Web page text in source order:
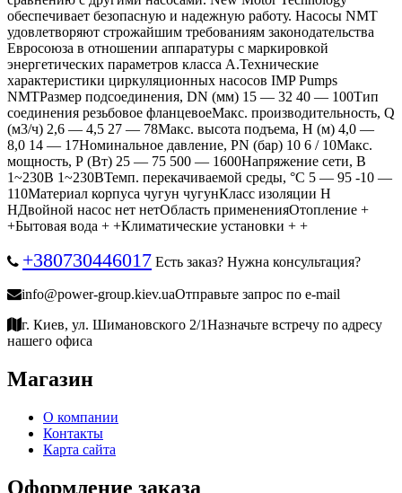
обеспечивает безопасную и надежную работу. Насосы NMT
удовлетворяют строжайшим требованиям законодательства
Евросоюза в отношении аппаратуры с маркировкой
энергетических параметров класса A.Технические
характеристики циркуляционных насосов IMP Pumps
NMTРазмер подсоединения, DN (мм) 15 ― 32 40 ― 100Тип
соединения резьбовое фланцевоеМакс. производительность, Q
(м3/ч) 2,6 ― 4,5 27 ― 78Макс. высота подъема, Н (м) 4,0 ―
8,0 14 ― 17Номинальное давление, PN (бар) 10 6 / 10Макс.
мощность, Р (Вт) 25 ― 75 500 ― 1600Напряжение сети, В
1~230В 1~230ВТемп. перекачиваемой среды, °C 5 ― 95 -10 ―
110Материал корпуса чугун чугунКласс изоляции H
HДвойной насос нет нетОбласть примененияОтопление +
+Бытовая вода + +Климатические установки + +
+380730446017 Есть заказ? Нужна консультация?
info@power-group.kiev.uaОтправьте запрос по e-mail
г. Киев, ул. Шимановского 2/1Назначьте встречу по адресу
нашего офиса
Магазин
О компании
Контакты
Карта сайта
Оформление заказа